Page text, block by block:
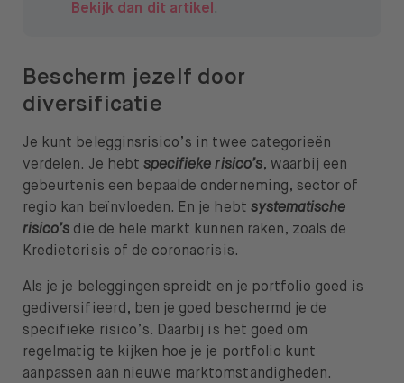
Bekijk dan dit artikel.
Bescherm jezelf door
diversificatie
Je kunt belegginsrisico’s in twee categorieën
verdelen. Je hebt specifieke risico’s, waarbij een
gebeurtenis een bepaalde onderneming, sector of
regio kan beïnvloeden. En je hebt systematische
risico’s die de hele markt kunnen raken, zoals de
Kredietcrisis of de coronacrisis.
Als je je beleggingen spreidt en je portfolio goed is
gediversifieerd, ben je goed beschermd je de
specifieke risico’s. Daarbij is het goed om
regelmatig te kijken hoe je je portfolio kunt
aanpassen aan nieuwe marktomstandigheden.